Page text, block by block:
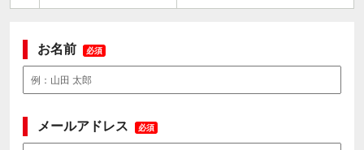
お名前 必須
メールアドレス 必須